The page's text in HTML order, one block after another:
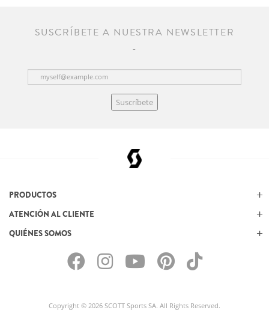
SUSCRÍBETE A NUESTRA NEWSLETTER
Suscríbete
PRODUCTOS
ATENCIÓN AL CLIENTE
QUIÉNES SOMOS
Copyright © 2026 SCOTT Sports SA. All Rights Reserved.